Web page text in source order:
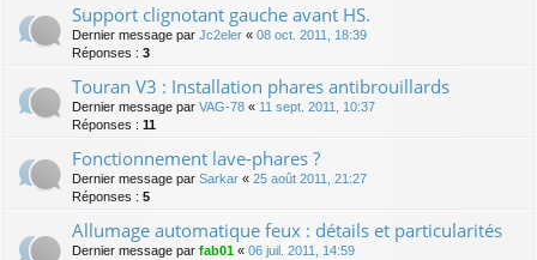
Support clignotant gauche avant HS.
Dernier message par Jc2eler « 08 oct. 2011, 18:39
Réponses : 3
Touran V3 : Installation phares antibrouillards
Dernier message par VAG-78 « 11 sept. 2011, 10:37
Réponses : 11
Fonctionnement lave-phares ?
Dernier message par Sarkar « 25 août 2011, 21:27
Réponses : 5
Allumage automatique feux : détails et particularités
Dernier message par fab01 « 06 juil. 2011, 14:59